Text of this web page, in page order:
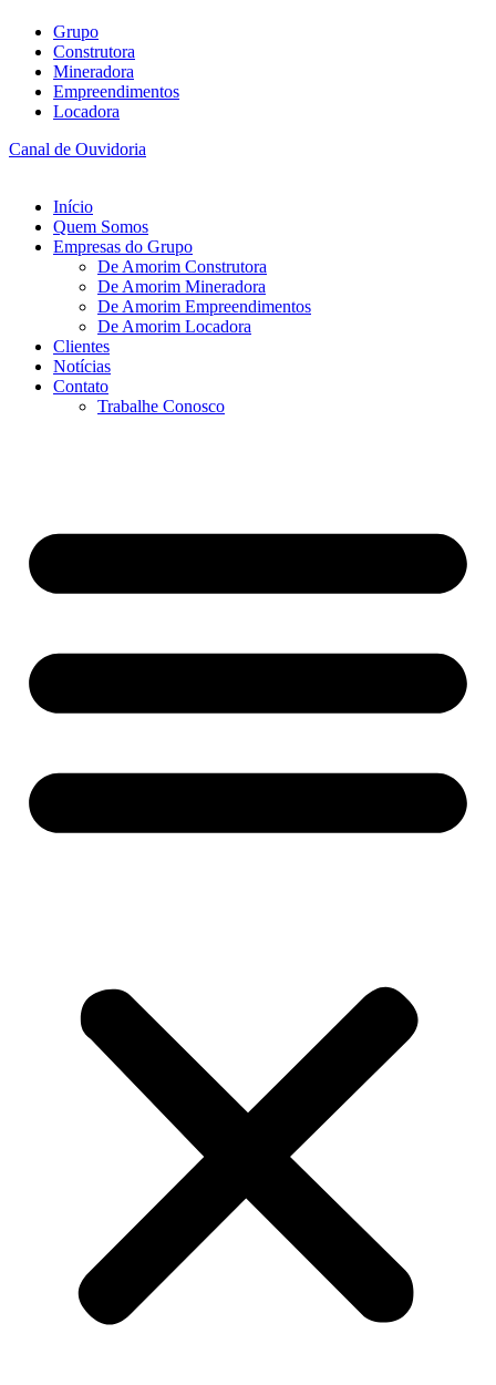
Grupo
Construtora
Mineradora
Empreendimentos
Locadora
Canal de Ouvidoria
Início
Quem Somos
Empresas do Grupo
De Amorim Construtora
De Amorim Mineradora
De Amorim Empreendimentos
De Amorim Locadora
Clientes
Notícias
Contato
Trabalhe Conosco